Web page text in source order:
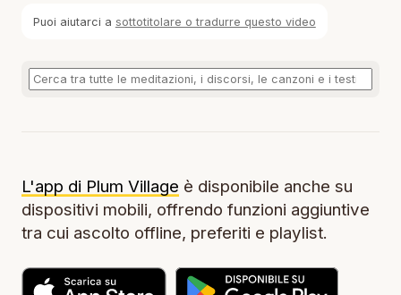
Puoi aiutarci a sottotitolare o tradurre questo video
L'app di Plum Village è disponibile anche su
dispositivi mobili, offrendo funzioni aggiuntive
tra cui ascolto offline, preferiti e playlist.